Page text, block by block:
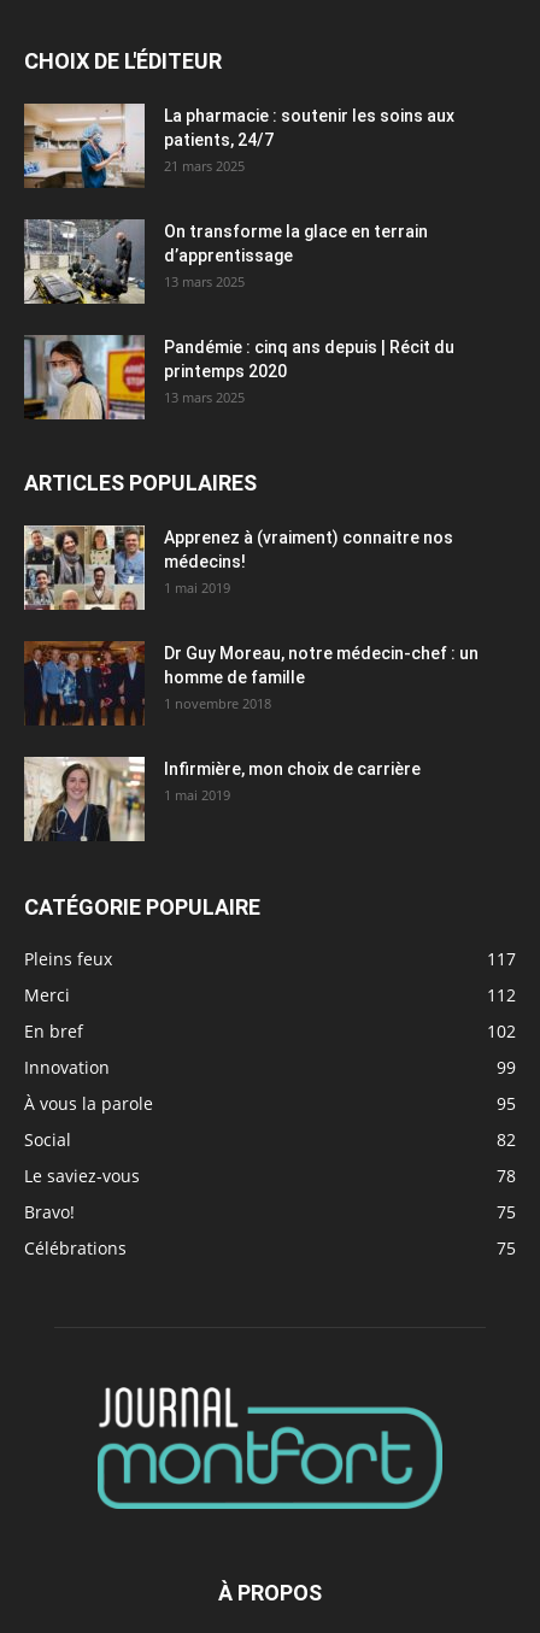
CHOIX DE L'ÉDITEUR
La pharmacie : soutenir les soins aux
patients, 24/7
21 mars 2025
On transforme la glace en terrain
d’apprentissage
13 mars 2025
Pandémie : cinq ans depuis | Récit du
printemps 2020
13 mars 2025
ARTICLES POPULAIRES
Apprenez à (vraiment) connaitre nos
médecins!
1 mai 2019
Dr Guy Moreau, notre médecin-chef : un
homme de famille
1 novembre 2018
Infirmière, mon choix de carrière
1 mai 2019
CATÉGORIE POPULAIRE
Pleins feux
117
Merci
112
En bref
102
Innovation
99
À vous la parole
95
Social
82
Le saviez-vous
78
Bravo!
75
Célébrations
75
À PROPOS